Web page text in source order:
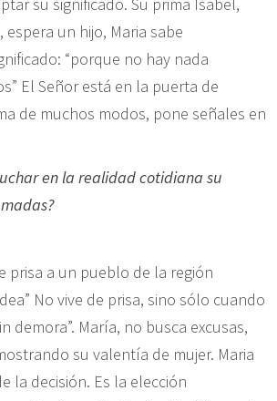
su significado. Su prima Isabel,
espera un hijo, Maria sabe
“porque no hay nada
El Señor está en la puerta de
de muchos modos, pone señales en
en la realidad cotidiana su
prisa a un pueblo de la región
No vive de prisa, sino sólo cuando
demora”. María, no busca excusas,
su valentía de mujer. Maria
la decisión. Es la elección